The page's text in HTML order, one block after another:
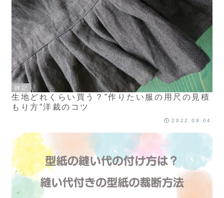
雑記
生地どれくらい買う？”作りたい服の用尺の見積
もり方”洋裁のコツ
2022.09.04